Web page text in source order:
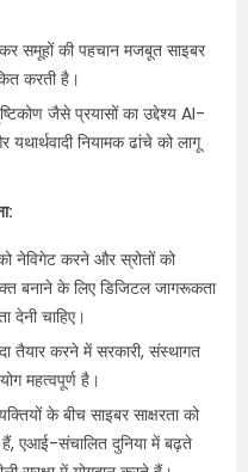
समूहों की पहचान मजबूत साइबर
करती है।
जैसे प्रयासों का उद्देश्य AI-
नियामक ढांचे को लागू
नेविगेट करने और स्रोतों को
बनाने के लिए डिजिटल जागरूकता
देनी चाहिए।
तैयार करने में सरकारी, संस्थागत
महत्वपूर्ण है।
के बीच साइबर साक्षरता को
हैं, एआई-संचालित दुनिया में बढ़ते